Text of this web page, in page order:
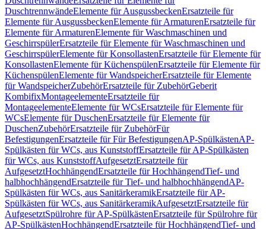
DuschtrennwändeElemente für AusgussbeckenErsatzteile für
Elemente für AusgussbeckenElemente für ArmaturenErsatzteile für
Elemente für ArmaturenElemente für Waschmaschinen und
GeschirrspülerErsatzteile für Elemente für Waschmaschinen und
GeschirrspülerElemente für KonsollastenErsatzteile für Elemente für
KonsollastenElemente für KüchenspülenErsatzteile für Elemente für
KüchenspülenElemente für WandspeicherErsatzteile für Elemente
für WandspeicherZubehörErsatzteile für ZubehörGeberit
KombifixMontageelementeErsatzteile für
MontageelementeElemente für WCsErsatzteile für Elemente für
WCsElemente für DuschenErsatzteile für Elemente für
DuschenZubehörErsatzteile für ZubehörFür
BefestigungenErsatzteile für Für BefestigungenAP-SpülkästenAP-
Spülkästen für WCs, aus KunststoffErsatzteile für AP-Spülkästen
für WCs, aus KunststoffAufgesetztErsatzteile für
AufgesetztHochhängendErsatzteile für HochhängendTief- und
halbhochhängendErsatzteile für Tief- und halbhochhängendAP-
Spülkästen für WCs, aus SanitärkeramikErsatzteile für AP-
Spülkästen für WCs, aus SanitärkeramikAufgesetztErsatzteile für
AufgesetztSpülrohre für AP-SpülkästenErsatzteile für Spülrohre für
AP-SpülkästenHochhängendErsatzteile für HochhängendTief- und